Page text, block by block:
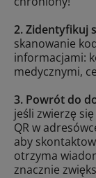
2. Zidentyfikuj
skanowanie
informacjami:
medycznymi,
3. Powrót do
jeśli zwierzę
QR w
aby
otrzyma
znacznie